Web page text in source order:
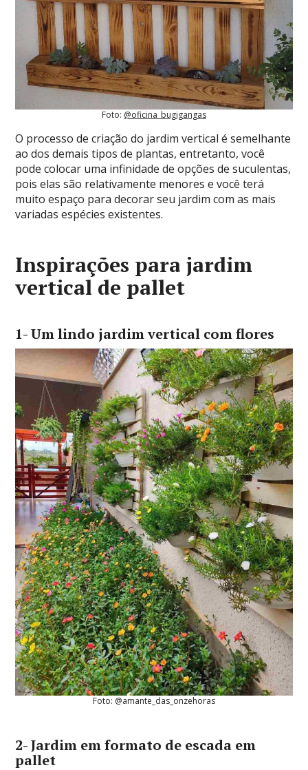
Foto: @oficina_bugigangas
O processo de criação do jardim vertical é semelhante
ao dos demais tipos de plantas, entretanto, você
pode colocar uma infinidade de opções de suculentas,
pois elas são relativamente menores e você terá
muito espaço para decorar seu jardim com as mais
variadas espécies existentes.
Inspirações para jardim
vertical de pallet
1- Um lindo jardim vertical com flores
Foto: @amante_das_onzehoras
2- Jardim em formato de escada em
pallet